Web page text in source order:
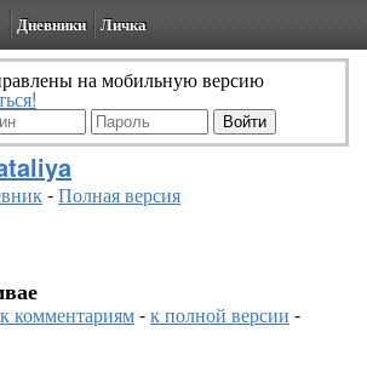
Дневники Личка
на мобильную версию
-Полная версия
к комментариям-к полной версии -